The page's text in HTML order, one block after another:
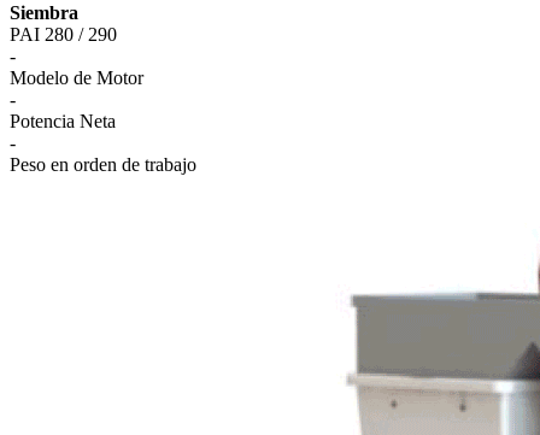
Siembra
PAI 280 / 290
-
Modelo de Motor
-
Potencia Neta
-
Peso en orden de trabajo